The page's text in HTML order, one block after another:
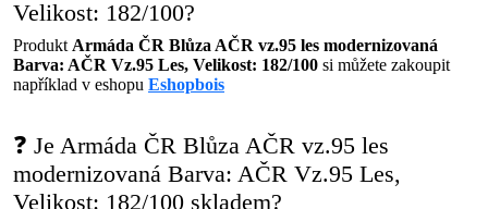
Velikost: 182/100?
Produkt Armáda ČR Blůza AČR vz.95 les modernizovaná
Barva: AČR Vz.95 Les, Velikost: 182/100 si můžete zakoupit
například v eshopu Eshopbois
❓ Je Armáda ČR Blůza AČR vz.95 les
modernizovaná Barva: AČR Vz.95 Les,
Velikost: 182/100 skladem?